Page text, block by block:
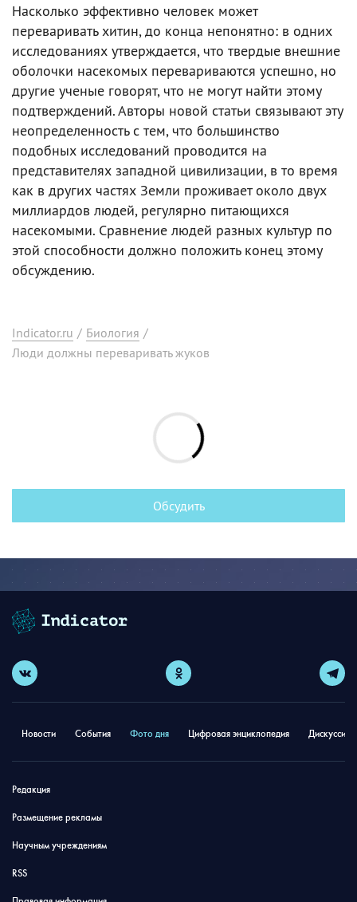
Насколько эффективно человек может
переваривать хитин, до конца непонятно: в одних
исследованиях утверждается, что твердые внешние
оболочки насекомых перевариваются успешно, но
другие ученые говорят, что не могут найти этому
подтверждений. Авторы новой статьи связывают эту
неопределенность с тем, что большинство
подобных исследований проводится на
представителях западной цивилизации, в то время
как в других частях Земли проживает около двух
миллиардов людей, регулярно питающихся
насекомыми. Сравнение людей разных культур по
этой способности должно положить конец этому
обсуждению.
Indicator.ru / Биология /
Люди должны переваривать жуков
Обсудить
Новости События Фото дня Цифровая энциклопедия
Редакция
Размещение рекламы
Научным учреждениям
RSS